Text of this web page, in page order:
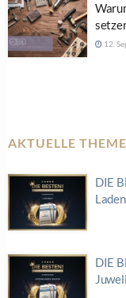
12.
AKTUELLE
DIE
DIE